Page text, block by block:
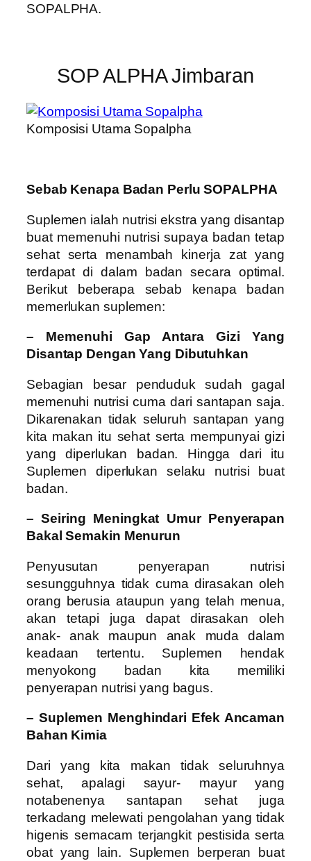
SOPALPHA.
SOP ALPHA Jimbaran
Komposisi Utama Sopalpha
Sebab Kenapa Badan Perlu SOPALPHA
Suplemen ialah nutrisi ekstra yang disantap
buat memenuhi nutrisi supaya badan tetap
sehat serta menambah kinerja zat yang
terdapat di dalam badan secara optimal.
Berikut beberapa sebab kenapa badan
memerlukan suplemen:
– Memenuhi Gap Antara Gizi Yang
Disantap Dengan Yang Dibutuhkan
Sebagian besar penduduk sudah gagal
memenuhi nutrisi cuma dari santapan saja.
Dikarenakan tidak seluruh santapan yang
kita makan itu sehat serta mempunyai gizi
yang diperlukan badan. Hingga dari itu
Suplemen diperlukan selaku nutrisi buat
badan.
– Seiring Meningkat Umur Penyerapan
Bakal Semakin Menurun
Penyusutan penyerapan nutrisi
sesungguhnya tidak cuma dirasakan oleh
orang berusia ataupun yang telah menua,
akan tetapi juga dapat dirasakan oleh
anak- anak maupun anak muda dalam
keadaan tertentu. Suplemen hendak
menyokong badan kita memiliki
penyerapan nutrisi yang bagus.
– Suplemen Menghindari Efek Ancaman
Bahan Kimia
Dari yang kita makan tidak seluruhnya
sehat, apalagi sayur- mayur yang
notabenenya santapan sehat juga
terkadang melewati pengolahan yang tidak
higenis semacam terjangkit pestisida serta
obat yang lain. Suplemen berperan buat